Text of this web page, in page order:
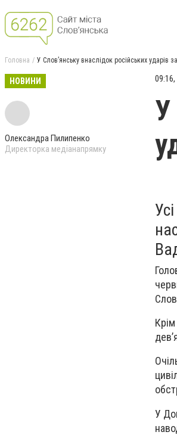
Головна У Слов’янську внаслідок російських ударів
НОВИНИ
Олександра Пилипенко
Директорка медіанапрямку
У
У